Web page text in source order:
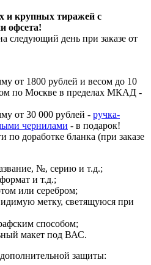
и крупных тиражей с
офсета!
следующий день при заказе от
от 1800 рублей и весом до 10
по Москве в пределах МКАД -
от 30 000 рублей - ручка-
чернилами - в подарок!
по доработке бланка (при заказе
№, серию и т.д.;
и т.д.;
или серебром;
метку, светящуюся при
способом;
макет под ВАС.
защиты: